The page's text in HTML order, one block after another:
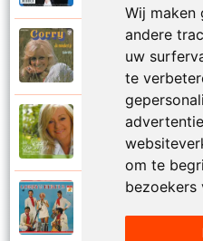
Wij maken
andere
uw
te
om te
bezoekers
Je moedertje
Corry Konings
Jij bent een zeeman